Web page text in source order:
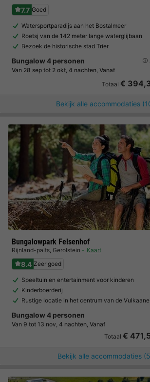
7.7 Goed
Watersportparadijs aan het Bostalmeer
Roetsj van de 142 meter lange waterglijbaan
Bezoek de historische stad Trier
Bungalow 4 personen
Van 28 sep tot 2 okt, 4 nachten, Vanaf
Totaal €
Bekijk alle accommodaties
Bungalowpark Felsenhof
Rijnland-palts, Gerolstein Kaart
8.4 Zeer goed
Speeltuin en entertainment voor kinderen
Kinderboerderij
Rustige locatie in het centrum van de
Bungalow 4 personen
Van 9 tot 13 nov, 4 nachten, Vanaf
Totaal €
Bekijk alle accommodaties